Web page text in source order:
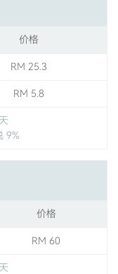
价格
RM 25.3
RM 5.8
9%
价格
RM 60